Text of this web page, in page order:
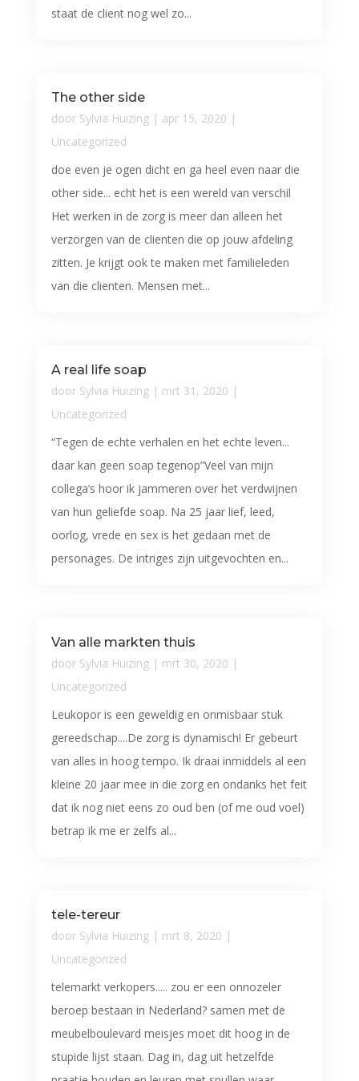
staat de client nog wel zo...
The other side
door Sylvia Huizing| apr 15, 2020 |
Uncategorized
doe even je ogen dicht en ga heel even naar die
other side... echt het is een wereld van verschil
Het werken in de zorg is meer dan alleen het
verzorgen van de clienten die op jouw afdeling
zitten. Je krijgt ook te maken met familieleden
van die clienten. Mensen met...
A real life soap
door Sylvia Huizing| mrt 31, 2020 |
Uncategorized
“Tegen de echte verhalen en het echte leven...
daar kan geen soap tegenop”Veel van mijn
collega’s hoor ik jammeren over het verdwijnen
van hun geliefde soap. Na 25 jaar lief, leed,
oorlog, vrede en sex is het gedaan met de
personages. De intriges zijn uitgevochten en...
Van alle markten thuis
door Sylvia Huizing| mrt 30, 2020 |
Uncategorized
Leukopor is een geweldig en onmisbaar stuk
gereedschap....De zorg is dynamisch! Er gebeurt
van alles in hoog tempo. Ik draai inmiddels al een
kleine 20 jaar mee in die zorg en ondanks het feit
dat ik nog niet eens zo oud ben (of me oud voel)
betrap ik me er zelfs al...
tele-tereur
door Sylvia Huizing| mrt 8, 2020 |
Uncategorized
telemarkt verkopers..... zou er een onnozeler
beroep bestaan in Nederland? samen met de
meubelboulevard meisjes moet dit hoog in de
stupide lijst staan. Dag in, dag uit hetzelfde